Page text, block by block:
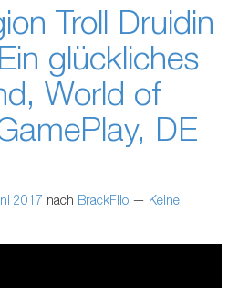
Troll Druidin
glückliches
World of
DE
2017 nach BrackFllo — Keine